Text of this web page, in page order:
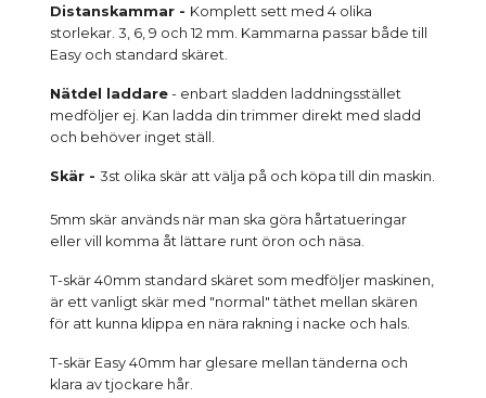
Distanskammar - Komplett sett med 4 olika
storlekar. 3, 6, 9 och 12 mm. Kammarna passar både till
Easy och standard skäret.
Nätdel laddare - enbart sladden laddningsstället
medföljer ej. Kan ladda din trimmer direkt med sladd
och behöver inget ställ.
Skär - 3st olika skär att välja på och köpa till din maskin.
5mm skär används när man ska göra hårtatueringar
eller vill komma åt lättare runt öron och näsa.
T-skär 40mm standard skäret som medföljer maskinen,
är ett vanligt skär med "normal" täthet mellan skären
för att kunna klippa en nära rakning i nacke och hals.
T-skär Easy 40mm har glesare mellan tänderna och
klara av tjockare hår.